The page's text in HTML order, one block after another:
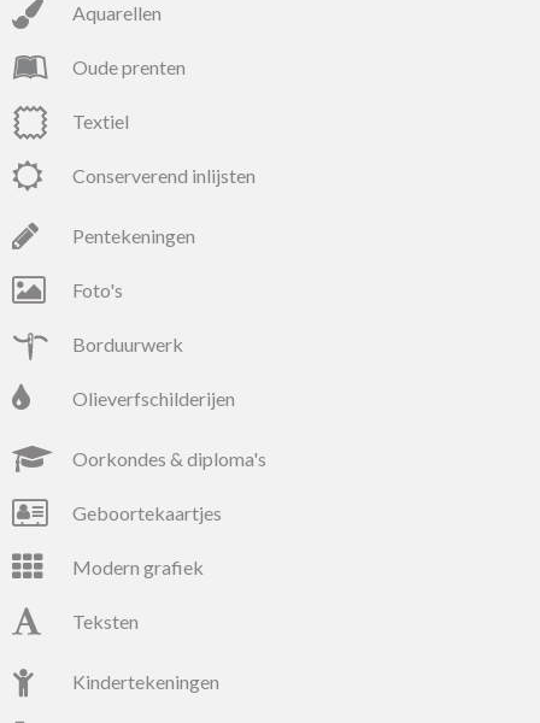
aquarellen
oude prenten
textiel
conserverend inlijsten
pentekeningen
foto's
borduurwerk
olieverfschilderijen
oorkondes & diploma's
geboortekaartjes
modern grafiek
teksten
kindertekeningen